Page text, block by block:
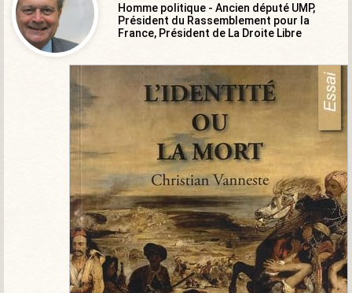
Homme politique - Ancien député UMP,
Président du Rassemblement pour la
France, Président de La Droite Libre